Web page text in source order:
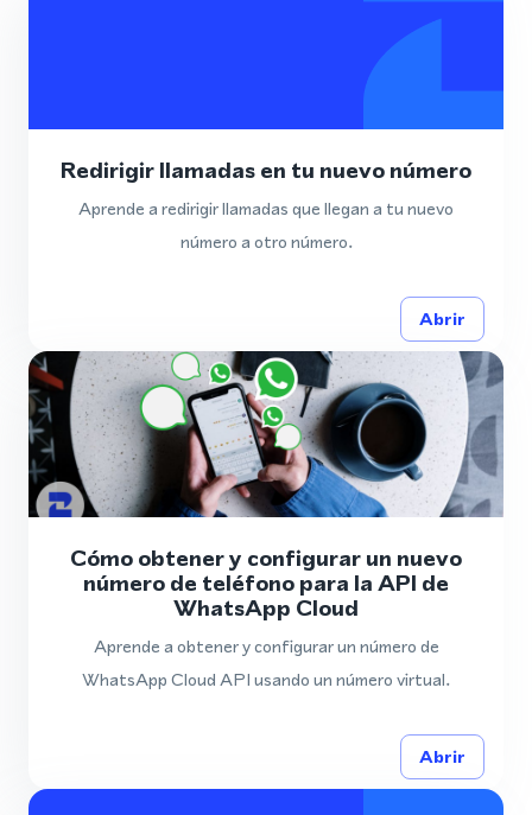
Redirigir llamadas en tu nuevo número
Aprende a redirigir llamadas que llegan a tu nuevo
número a otro número.
Abrir
Cómo obtener y configurar un nuevo
número de teléfono para la API de
WhatsApp Cloud
Aprende a obtener y configurar un número de
WhatsApp Cloud API usando un número virtual.
Abrir